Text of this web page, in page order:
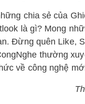
chia sẻ của
là gì? Mong
Đừng quên Like,
thường
về công nghệ